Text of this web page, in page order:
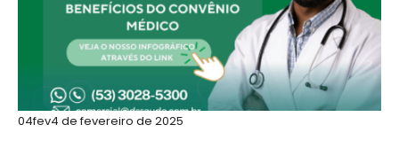
04fev4 de fevereiro de 2025